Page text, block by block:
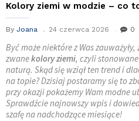
Kolory ziemi w modzie – co
By Joana 24 czerwca 2026 0
Być może niektóre z Was
zwanekolory ziemi, czyli
naturą. Skąd się wziął ten trend i
na topie? Dzisiaj postaramy się to
przy okazji pokażemy Wam modne
Sprawdźcie najnowszy wpis i
szafę na nadchodzące miesiące!